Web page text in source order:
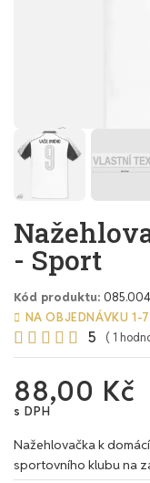
- Sport
Kód produktu 085.004
NA OBJEDNÁVKU 1-
     5 ( 1
88,00 Kč
s DPH
Nažehlovačka k
sportovního klubu na